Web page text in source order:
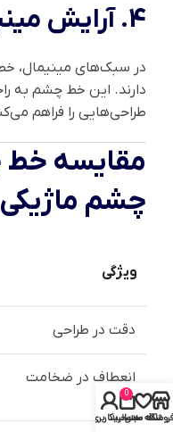
4. آرایش مینیمال مدرن
در سبک‌های مینیمال،
دارند. این خط چشم به
طراحی‌هایی را فراهم
مقایسه
چشم ماژیکی
ویژگی
دقت در طراحی
انعطاف در ضخامت
خط
فروشگاه
علاقه مندی
0
سبد خرید
حساب کاربری من